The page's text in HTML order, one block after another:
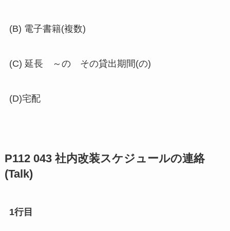
(B) 電子書籍(複数)
(C) 延長 ～の その貸出期間(の)
(D)宅配
P112 043 社内改装スケジュールの連絡
(Talk)
1行目